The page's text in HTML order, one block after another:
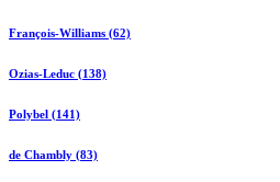
François-Williams (62)
Ozias-Leduc (138)
Polybel (141)
de Chambly (83)